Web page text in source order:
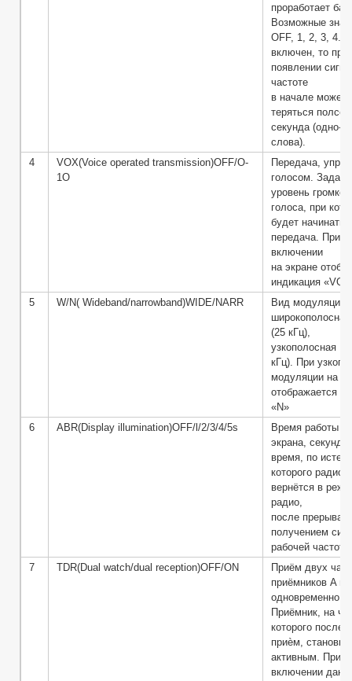
проработает
Возможные
OFF, 1, 2, 3, 4.
включен, то при
появлении
частоте
в начале может
теряться
секунда (одно-
слова).
4
VOX(Voice operated transmission)OFF/O-
1O
Передача,
голосом.
уровень
голоса, при
будет начинать
передача. При
включении
на экране
индикация
5
W/N( Wideband/narrowband)WIDE/NARR
Вид модуляции:
(25 кГц),
узкополосная
кГц). При
модуляции на
отображается
«N»
6
ABR(Display illumination)OFF/l/2/3/4/5s
Время работы
экрана, секунд.
время, по
которого
вернётся в
радио,
после
получением
рабочей частоте.
7
TDR(Dual watch/dual reception)OFF/ON
Приём двух
приёмников A и
одновременно.
Приёмник, на
которого
приѐм,
активным. При
включении